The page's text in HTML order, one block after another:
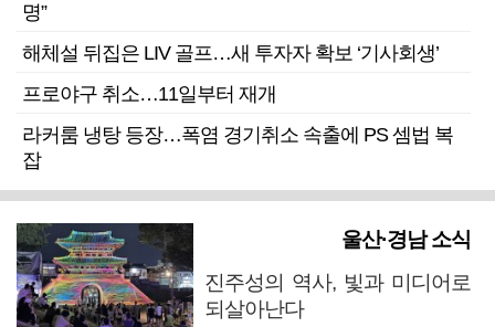
명”
해체설 뒤집은 LIV 골프…새 투자자 확보 ‘기사회생’
프로야구 취소…11일부터 재개
라커룸 냉탕 등장…폭염 경기취소 속출에 PS 셈법 복
잡
울산·경남 소식
진주성의 역사, 빛과 미디어로
되살아난다